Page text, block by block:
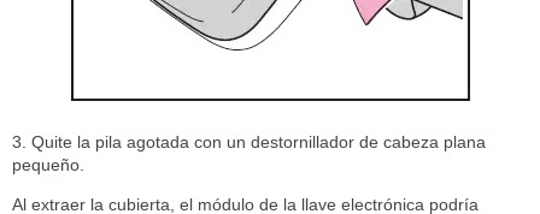
3. Quite la pila agotada con un destornillador de cabeza plana
pequeño.
Al extraer la cubierta, el módulo de la llave electrónica podría